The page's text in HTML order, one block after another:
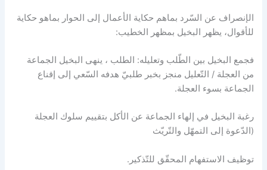
الإنصراف عن السّرد بماهم حكاية الأعمال إلى الحوار بماهو حكاية
للأقوال، يظهر البخيل بمظهر الخطيب:
فجمع البخيل بين الطّلب وتعليله: الطلب ، ينهى البخيل الجماعة
من العجلة / التّعليل منجز بخبر طلبيّ هدفه السّعي إلى إقناع
الجماعة بسوء العجلة.
رغبة البخيل في إلهاء الجماعة عن الأكل بتقييم سلوك العجلة
(الدّعوة إلى التمهّل والتّريّث
توظيف الاستفهام المحقّق للتّذكير.